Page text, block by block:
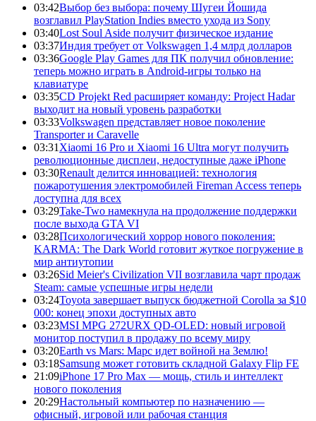
03:42Выбор без выбора: почему Шугеи Йошида
возглавил PlayStation Indies вместо ухода из Sony
03:40Lost Soul Aside получит физическое издание
03:37Индия требует от Volkswagen 1,4 млрд долларов
03:36Google Play Games для ПК получил обновление:
теперь можно играть в Android-игры только на
клавиатуре
03:35CD Projekt Red расширяет команду: Project Hadar
выходит на новый уровень разработки
03:33Volkswagen представляет новое поколение
Transporter и Caravelle
03:31 Xiaomi 16 Pro и Xiaomi 16 Ultra могут получить
революционные дисплеи, недоступные даже iPhone
03:30Renault делится инновацией: технология
пожаротушения электромобилей Fireman Access теперь
доступна для всех
03:29Take-Two намекнула на продолжение поддержки
после выхода GTA VI
03:28Психологический хоррор нового поколения:
KARMA: The Dark World готовит жуткое погружение в
мир антиутопии
03:26Sid Meier's Civilization VII возглавила чарт продаж
Steam: самые успешные игры недели
03:24Toyota завершает выпуск бюджетной Corolla за $10
000: конец эпохи доступных авто
03:23MSI MPG 272URX QD-OLED: новый игровой
монитор поступил в продажу по всему миру
03:20Earth vs Mars: Марс идет войной на Землю!
03:18Samsung может готовить складной Galaxy Flip FE
21:09iPhone 17 Pro Max — мощь, стиль и интеллект
нового поколения
20:29Настольный компьютер по назначению —
офисный, игровой или рабочая станция